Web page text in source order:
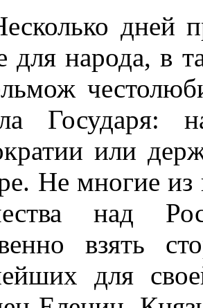
дней
для народа, в
Государя:
или
Не многие
над
взять
для